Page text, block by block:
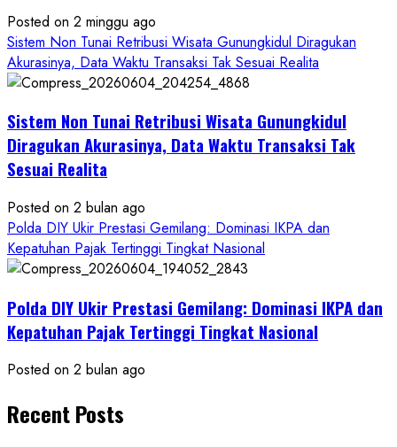
Posted on 2 minggu ago
Sistem Non Tunai Retribusi Wisata Gunungkidul Diragukan
Akurasinya, Data Waktu Transaksi Tak Sesuai Realita
Sistem Non Tunai Retribusi Wisata Gunungkidul
Diragukan Akurasinya, Data Waktu Transaksi Tak
Sesuai Realita
Posted on 2 bulan ago
Polda DIY Ukir Prestasi Gemilang: Dominasi IKPA dan
Kepatuhan Pajak Tertinggi Tingkat Nasional
Polda DIY Ukir Prestasi Gemilang: Dominasi IKPA dan
Kepatuhan Pajak Tertinggi Tingkat Nasional
Posted on 2 bulan ago
Recent Posts